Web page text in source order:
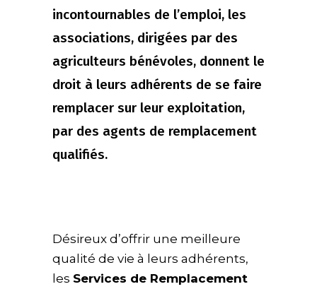
incontournables de l’emploi, les
associations, dirigées par des
agriculteurs bénévoles, donnent le
droit à leurs adhérents de se faire
remplacer sur leur exploitation,
par des agents de remplacement
qualifiés.
Désireux d’offrir une meilleure
qualité de vie à leurs adhérents,
les Services de Remplacement